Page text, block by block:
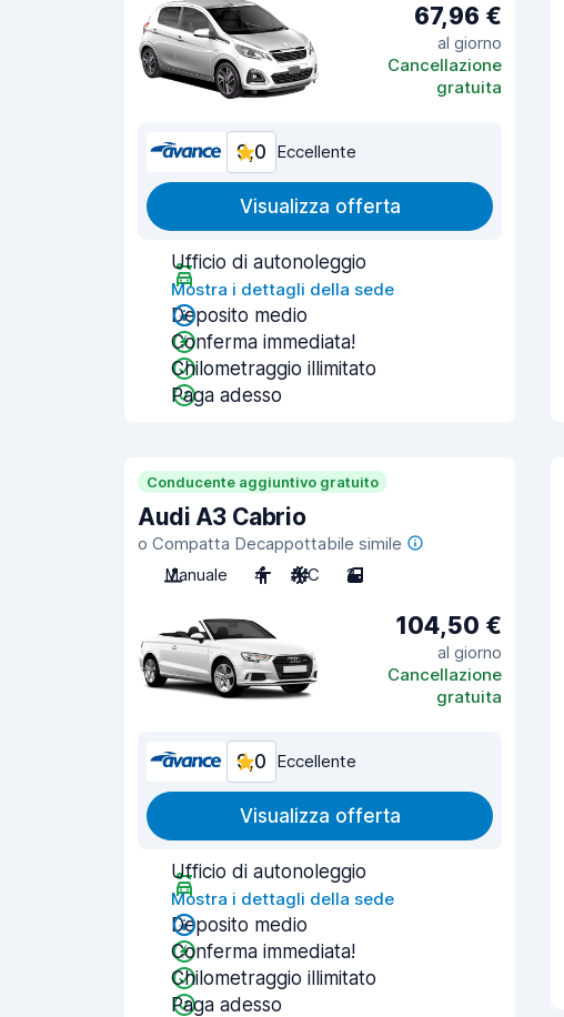
67,96 €
al giorno
Cancellazione
gratuita
9,0 Eccellente
Visualizza offerta
Ufficio di autonoleggio
Mostra i dettagli della sede
Deposito medio
Conferma immediata!
Chilometraggio illimitato
Paga adesso
Conducente aggiuntivo gratuito
Audi A3 Cabrio
o Compatta Decappottabile simile
Manuale
4 A/C 2
104,50 €
al giorno
Cancellazione
gratuita
9,0 Eccellente
Visualizza offerta
Ufficio di autonoleggio
Mostra i dettagli della sede
Deposito medio
Conferma immediata!
Chilometraggio illimitato
Paga adesso